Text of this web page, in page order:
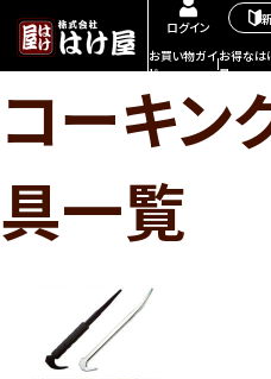
ログイン
お買い物ガイ
ド
お得なは
員
コーキン
具一覧